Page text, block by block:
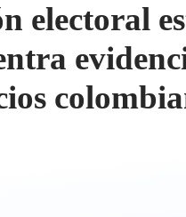
electoral